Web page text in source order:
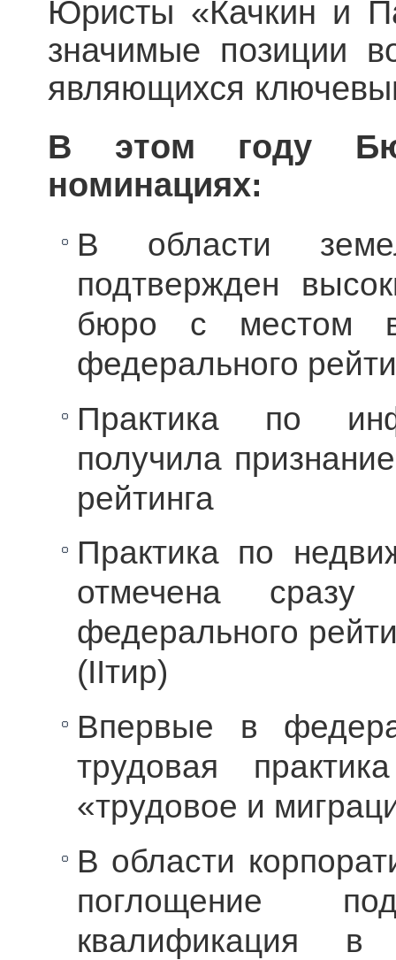
Юристы «Качкин и
значимые позиции
являющихся
В этом году
номинациях:
В области
подтвержден
бюро с местом
федерального
Практика по
получила
рейтинга
Практика по
отмечена
федерального
(IIтир)
Впервые в
трудовая
«трудовое и
В области
поглощение
квалификация